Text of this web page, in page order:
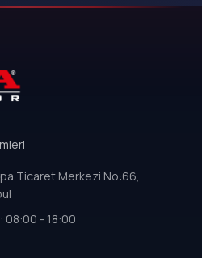
Ticaret Merkezi No:66,
08:00 - 18:00